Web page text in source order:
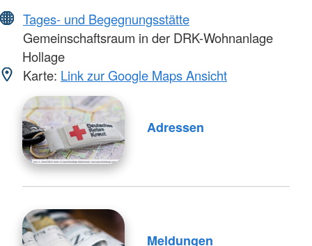
Tages- und Begegnungsstätte
Gemeinschaftsraum in der DRK-Wohnanlage
Hollage
Karte: Link zur Google Maps Ansicht
Adressen
Meldungen